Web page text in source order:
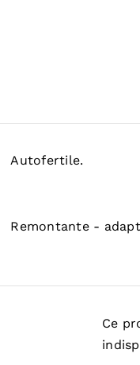
Autofertile.
Remontante -
Ce